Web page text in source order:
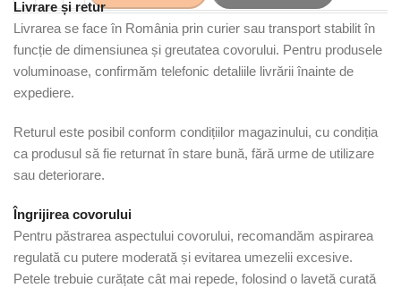
Livrare și retur
Livrarea se face în România prin curier sau transport stabilit în
funcție de dimensiunea și greutatea covorului. Pentru produsele
voluminoase, confirmăm telefonic detaliile livrării înainte de
expediere.
Returul este posibil conform condițiilor magazinului, cu condiția
ca produsul să fie returnat în stare bună, fără urme de utilizare
sau deteriorare.
Îngrijirea covorului
Pentru păstrarea aspectului covorului, recomandăm aspirarea
regulată cu putere moderată și evitarea umezelii excesive.
Petele trebuie curățate cât mai repede, folosind o lavetă curată